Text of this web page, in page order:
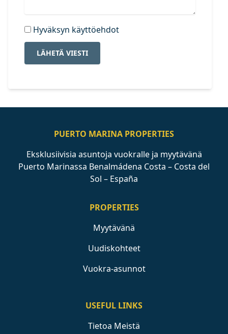
Hyväksyn käyttöehdot
LÄHETÄ VIESTI
PUERTO MARINA PROPERTIES
Eksklusiivisia asuntoja vuokralle ja myytävänä
Puerto Marinassa Benalmádena Costa – Costa del
Sol – España
PROPERTIES
Myytävänä
Uudiskohteet
Vuokra-asunnot
USEFUL LINKS
Tietoa Meistä